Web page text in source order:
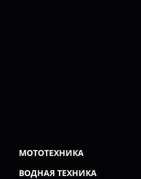
МОТОТЕХНИКА
ВОДНАЯ ТЕХНИКА